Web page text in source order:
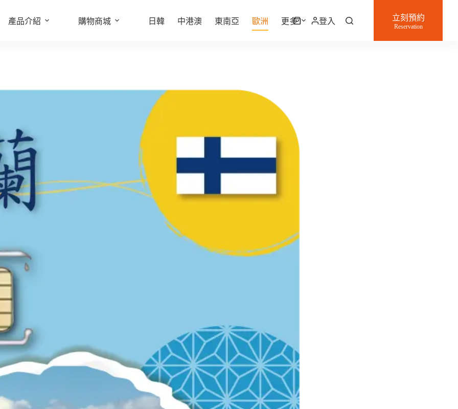
產品介紹 購物商城 日韓 中港澳 東南亞 歐洲 更多
購
登入 立刻預約
Reservation